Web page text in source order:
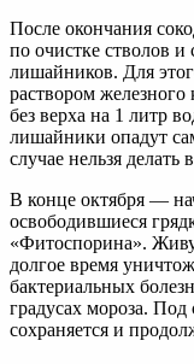
После окончания
по очистке стволов и
лишайников. Для
раствором
без верха на 1 литр
лишайники опадут
случае нельзя делать
В конце октября —
освободившиеся
«Фитоспорина».
долгое время
бактериальных
градусах мороза.
сохраняется и